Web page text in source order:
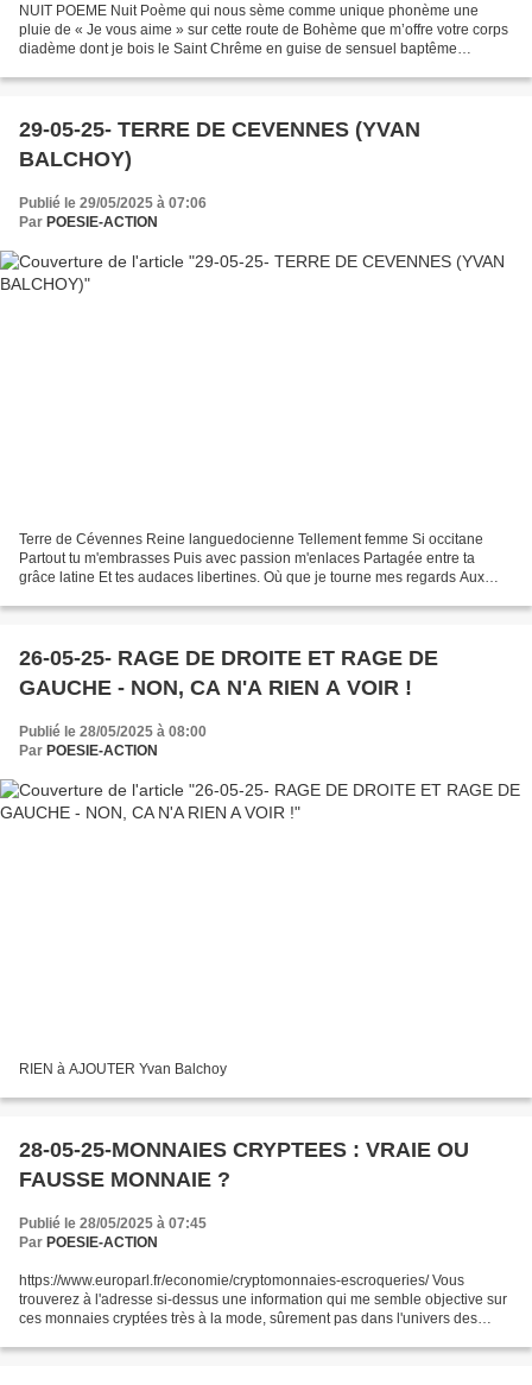
NUIT POEME Nuit Poème qui nous sème comme unique phonème une
pluie de « Je vous aime » sur cette route de Bohème que m’offre votre corps
diadème dont je bois le Saint Chrême en guise de sensuel baptême
29-05-25- TERRE DE CEVENNES (YVAN
BALCHOY)
Publié le 29/05/2025 à 07:06
Par POESIE-ACTION
Terre de Cévennes Reine languedocienne Tellement femme Si occitane
Partout tu m'embrasses Puis avec passion m'enlaces Partagée entre ta
grâce latine Et tes audaces libertines. Où que je tourne mes regards Aux
26-05-25- RAGE DE DROITE ET RAGE DE
GAUCHE - NON, CA N'A RIEN A VOIR !
Publié le 28/05/2025 à 08:00
Par POESIE-ACTION
RIEN à AJOUTER Yvan Balchoy
28-05-25-MONNAIES CRYPTEES : VRAIE OU
FAUSSE MONNAIE ?
Publié le 28/05/2025 à 07:45
Par POESIE-ACTION
https://www.europarl.fr/economie/cryptomonnaies-escroqueries/ Vous
trouverez à l'adresse si-dessus une information qui me semble objective sur
ces monnaies cryptées très à la mode, sûrement pas dans l'univers des